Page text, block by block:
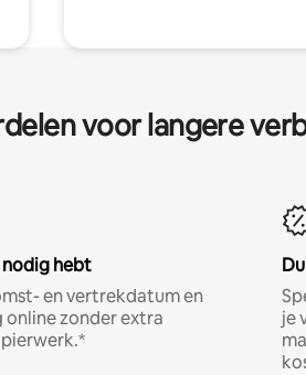
voor langere
hebt
en vertrekdatum en
online zonder extra
je